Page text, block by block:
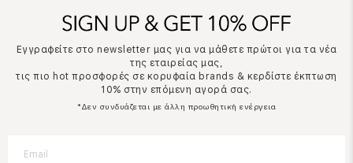
Εγγραφείτε στο newsletter μας για να μάθετε πρώτοι για τα νέα
της εταιρείας μας,
τις πιο hot προσφορές σε κορυφαία brands & κερδίστε έκπτωση
10% στην επόμενη αγορά σας.
*Δεν συνδυάζεται με άλλη προωθητική ενέργεια